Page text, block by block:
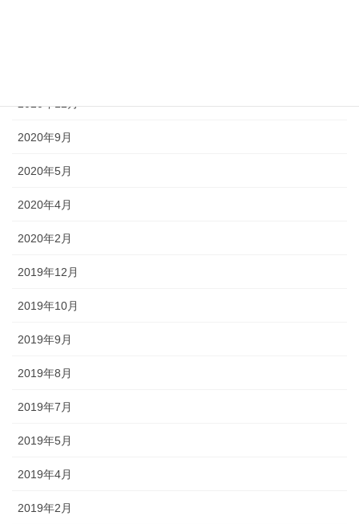
2020年12月
2020年9月
2020年5月
2020年4月
2020年2月
2019年12月
2019年10月
2019年9月
2019年8月
2019年7月
2019年5月
2019年4月
2019年2月